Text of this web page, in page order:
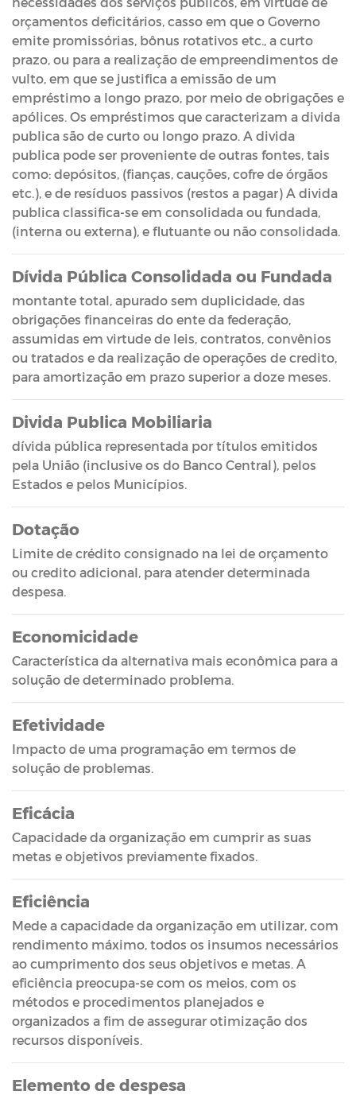
orçamentos deficitários, casso em que o Governo
emite promissórias, bônus rotativos etc., a curto
prazo, ou para a realização de empreendimentos de
vulto, em que se justifica a emissão de um
empréstimo a longo prazo, por meio de obrigações e
apólices. Os empréstimos que caracterizam a divida
publica são de curto ou longo prazo. A divida
publica pode ser proveniente de outras fontes, tais
como: depósitos, (fianças, cauções, cofre de órgãos
etc.), e de resíduos passivos (restos a pagar) A divida
publica classifica-se em consolidada ou fundada,
(interna ou externa), e flutuante ou não consolidada.
Dívida Pública Consolidada ou Fundada
montante total, apurado sem duplicidade, das
obrigações financeiras do ente da federação,
assumidas em virtude de leis, contratos, convênios
ou tratados e da realização de operações de credito,
para amortização em prazo superior a doze meses.
Divida Publica Mobiliaria
dívida pública representada por títulos emitidos
pela União (inclusive os do Banco Central), pelos
Estados e pelos Municípios.
Dotação
Limite de crédito consignado na lei de orçamento
ou credito adicional, para atender determinada
despesa.
Economicidade
Característica da alternativa mais econômica para a
solução de determinado problema.
Efetividade
Impacto de uma programação em termos de
solução de problemas.
Eficácia
Capacidade da organização em cumprir as suas
metas e objetivos previamente fixados.
Eficiência
Mede a capacidade da organização em utilizar, com
rendimento máximo, todos os insumos necessários
ao cumprimento dos seus objetivos e metas. A
eficiência preocupa-se com os meios, com os
métodos e procedimentos planejados e
organizados a fim de assegurar otimização dos
recursos disponíveis.
Elemento de despesa